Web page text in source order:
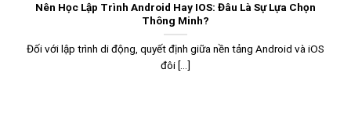
Nên Học Lập Trình Android Hay IOS: Đâu Là Sự Lựa Chọn
Thông Minh?
Đối với lập trình di động, quyết định giữa nền tảng Android và iOS
đôi [...]